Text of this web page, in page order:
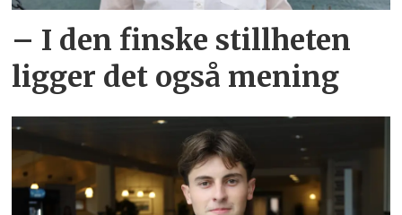
– I den finske stillheten
ligger det også mening